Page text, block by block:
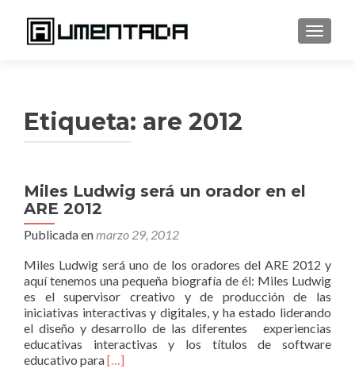
Etiqueta: are 2012
Miles Ludwig será un orador en el
ARE 2012
Publicada enmarzo 29, 2012
Miles Ludwig será uno de los oradores del ARE 2012 y
aquí tenemos una pequeña biografía de él: Miles Ludwig
es el supervisor creativo y de producción de las
iniciativas interactivas y digitales, y ha estado liderando
el diseño y desarrollo de las diferentes experiencias
educativas interactivas y los títulos de software
educativo paraLeer
[…]